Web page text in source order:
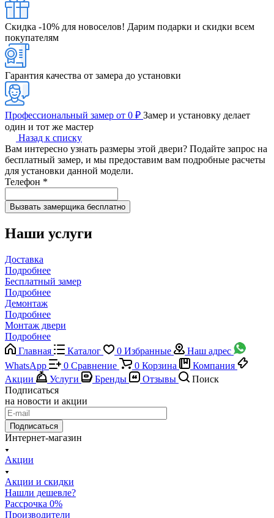
Скидка -10% для новоселов! Дарим подарки и скидки всем
покупателям
Гарантия качества от замера до установки
Профессиональный замер от 0 ₽ Замер и установку делает
один и тот же мастер
Назад к списку
Вам интересно узнать размеры этой двери? Подайте запрос на
бесплатный замер, и мы предоставим вам подробные расчеты
для установки данной модели.
Телефон *
Наши услуги
Доставка
Подробнее
Бесплатный замер
Подробнее
Демонтаж
Подробнее
Монтаж двери
Подробнее
Главная
Каталог 0 Избранные
Наш адрес
WhatsApp
0 Сравнение 0 Корзина
Компания
Акции
Услуги Бренды Отзывы
Поиск
Подписаться
на новости и акции
Подписаться
Интернет-магазин
Акции
Акции и скидки
Нашли дешевле?
Рассрочка 0%
Производители